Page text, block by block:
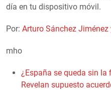
día en tu dispositivo móvil.
Por: Arturo Sánchez
mho
¿España se queda sin
Revelan supuesto